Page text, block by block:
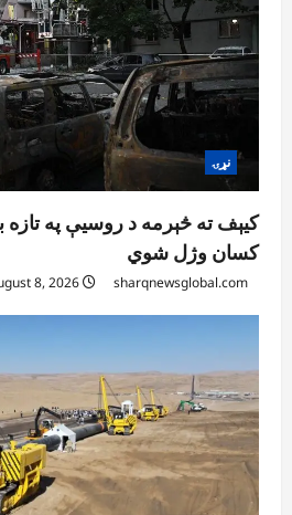
5
نړۍ
کیېف ته څېرمه د روسیې په تازه
کسان وژل شوي
sharqnewsglobal.com